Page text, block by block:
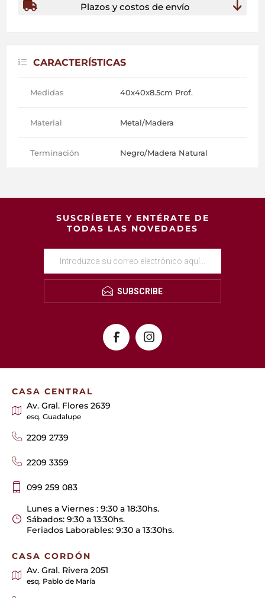
Plazos y costos de envío
CARACTERÍSTICAS
Medidas 40x40x8.5cm Prof.
Material Metal/Madera
Terminación Negro/Madera Natural
SUSCRÍBETE Y ENTÉRATE DE
TODAS LAS NOVEDADES
SUBSCRIBE
CASA CENTRAL
Av. Gral. Flores 2639
esq. Guadalupe
2209 2739
2209 3359
099 259 083
Lunes a Viernes : 9:30 a 18:30hs.
Sábados: 9:30 a 13:30hs.
Feriados Laborables: 9:30 a 13:30hs.
CASA CORDÓN
Av. Gral. Rivera 2051
esq. Pablo de María